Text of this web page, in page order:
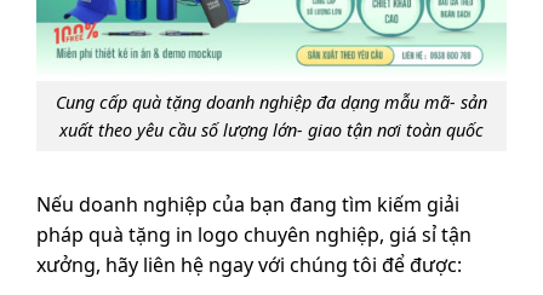
Cung cấp quà tặng doanh nghiệp đa dạng mẫu mã- sản
xuất theo yêu cầu số lượng lớn- giao tận nơi toàn quốc
Nếu doanh nghiệp của bạn đang tìm kiếm giải
pháp quà tặng in logo chuyên nghiệp, giá sỉ tận
xưởng, hãy liên hệ ngay với chúng tôi để được: